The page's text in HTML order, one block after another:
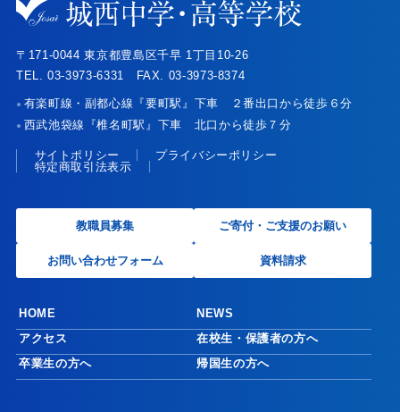
〒171-0044 東京都豊島区千早 1丁目10-26
TEL. 03-3973-6331 FAX. 03-3973-8374
● 有楽町線・副都心線『要町駅』下車 ２番出口から徒歩６分
● 西武池袋線『椎名町駅』下車 北口から徒歩７分
サイトポリシー
プライバシーポリシー
特定商取引法表示
教職員募集 ご寄付・ご支援のお願い
お問い合わせフォーム 資料請求
HOME
NEWS
アクセス
在校生・保護者の方へ
卒業生の方へ
帰国生の方へ